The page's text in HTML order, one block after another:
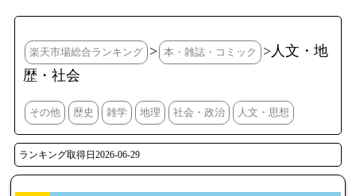
楽天市場総合ランキング > 本・雑誌・コミック
>人文・地
歴・社会
その他 歴史 雑学 地理 社会・政治 人文・思想
ランキング取得日2026-06-29